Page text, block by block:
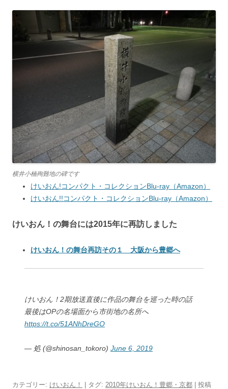
横井小楠殉難地の碑です
けいおん!コンパクト・コレクションBlu-ray（Amazon）
けいおん!!コンパクト・コレクションBlu-ray（Amazon）
けいおん！の舞台には2015年に再訪しました
けいおん！の舞台再訪その１ 大阪から豊郷へ
けいおん！2期放送直後に作品の舞台を巡った時の話
最後はOPの名場面から市街地の名所へ
https://t.co/51ANhDreGO
— 処 (@shinosan_tokoro) June 6, 2019
カテゴリー: けいおん！ | タグ: 2010年けいおん！豊郷・京都 | 投稿